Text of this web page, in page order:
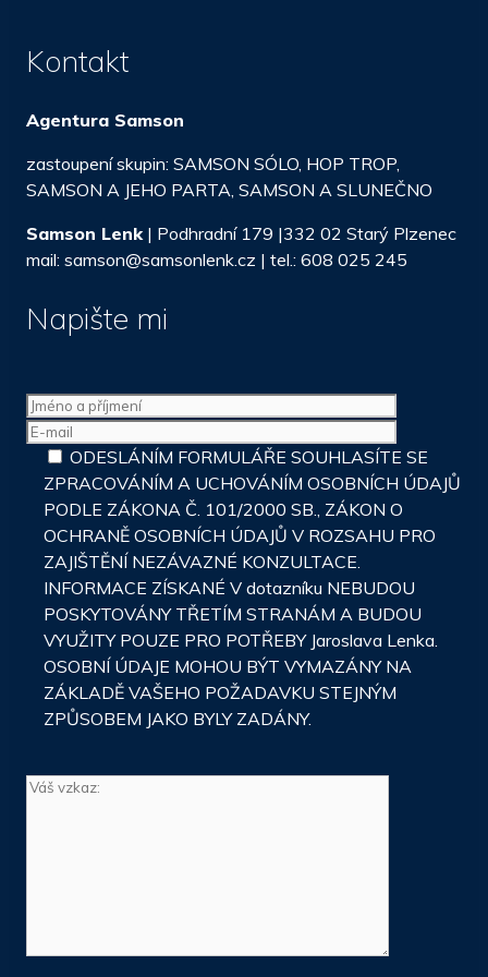
Kontakt
Agentura Samson
zastoupení skupin: SAMSON SÓLO, HOP TROP,
SAMSON A JEHO PARTA, SAMSON A SLUNEČNO
Samson Lenk| Podhradní 179 |332 02 Starý Plzenec
mail: samson@samsonlenk.cz | tel.: 608 025 245
Napište mi
ODESLÁNÍM FORMULÁŘE SOUHLASÍTE SE
ZPRACOVÁNÍM A UCHOVÁNÍM OSOBNÍCH ÚDAJŮ
PODLE ZÁKONA Č. 101/2000 SB., ZÁKON O
OCHRANĚ OSOBNÍCH ÚDAJŮ V ROZSAHU PRO
ZAJIŠTĚNÍ NEZÁVAZNÉ KONZULTACE.
INFORMACE ZÍSKANÉ V dotazníku NEBUDOU
POSKYTOVÁNY TŘETÍM STRANÁM A BUDOU
VYUŽITY POUZE PRO POTŘEBY Jaroslava Lenka.
OSOBNÍ ÚDAJE MOHOU BÝT VYMAZÁNY NA
ZÁKLADĚ VAŠEHO POŽADAVKU STEJNÝM
ZPŮSOBEM JAKO BYLY ZADÁNY.